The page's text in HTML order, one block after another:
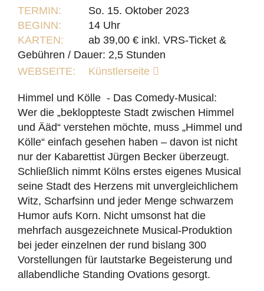
TERMIN:
So. 15. Oktober 2023
BEGINN:
14 Uhr
KARTEN:
ab 39,00 € inkl. VRS-Ticket &
Gebühren / Dauer: 2,5 Stunden
WEBSEITE:
Künstlerseite
Himmel und Kölle - Das Comedy-Musical:
Wer die „bekloppteste Stadt zwischen Himmel
und Ääd“ verstehen möchte, muss „Himmel und
Kölle“ einfach gesehen haben – davon ist nicht
nur der Kabarettist Jürgen Becker überzeugt.
Schließlich nimmt Kölns erstes eigenes Musical
seine Stadt des Herzens mit unvergleichlichem
Witz, Scharfsinn und jeder Menge schwarzem
Humor aufs Korn. Nicht umsonst hat die
mehrfach ausgezeichnete Musical-Produktion
bei jeder einzelnen der rund bislang 300
Vorstellungen für lautstarke Begeisterung und
allabendliche Standing Ovations gesorgt.